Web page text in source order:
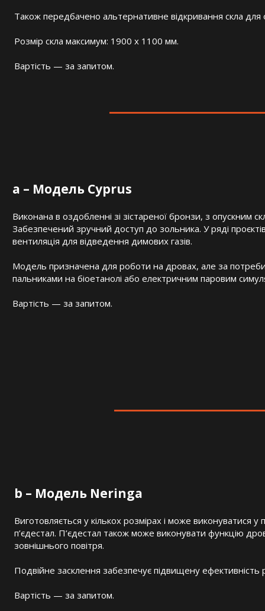
Також передбачено альтернативне відкривання скла
Розмір скла максимум: 1900 х 1100 мм.
Вартість — за запитом.
a – Модель Cyprus
Виконана в оздобленні зі зістареної бронзи, з опускним
Забезпечений зручний доступ до зольника. У ряді
вентиляція для відведення димових газів.
Модель призначена для роботи на дровах, але за
пальниками на біоетанолі або електричним паровим
Вартість — за запитом.
b – Модель Neringa
Виготовляється у кількох розмірах і може виконуватися у
п’єдестал. П’єдестал також може виконувати функцію
зовнішнього повітря.
Подвійне засклення забезпечує підвищену ефективність
Вартість — за запитом.